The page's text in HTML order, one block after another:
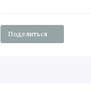
Поделиться